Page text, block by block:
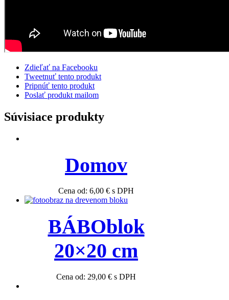
Zdieľať na Facebooku
Tweetnuť tento produkt
Pripnúť tento produkt
Poslať produkt mailom
Súvisiace produkty
Domov
Cena od: 6,00 € s DPH
BÁBOblok
20×20 cm
Cena od: 29,00 € s DPH